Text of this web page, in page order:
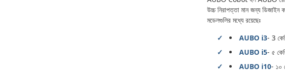
উচ্চ নিরাপত্তা মান জন্য
মডেলগুলির মধ্যে রয়েছেঃ
AUBO i3- 3
AUBO i5- ৫
AUBO i10- ১০